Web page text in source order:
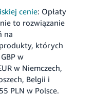
cenie: Opłaty
to rozwiązanie
na
których
w
w Niemczech,
Belgii i
PLN w Polsce.